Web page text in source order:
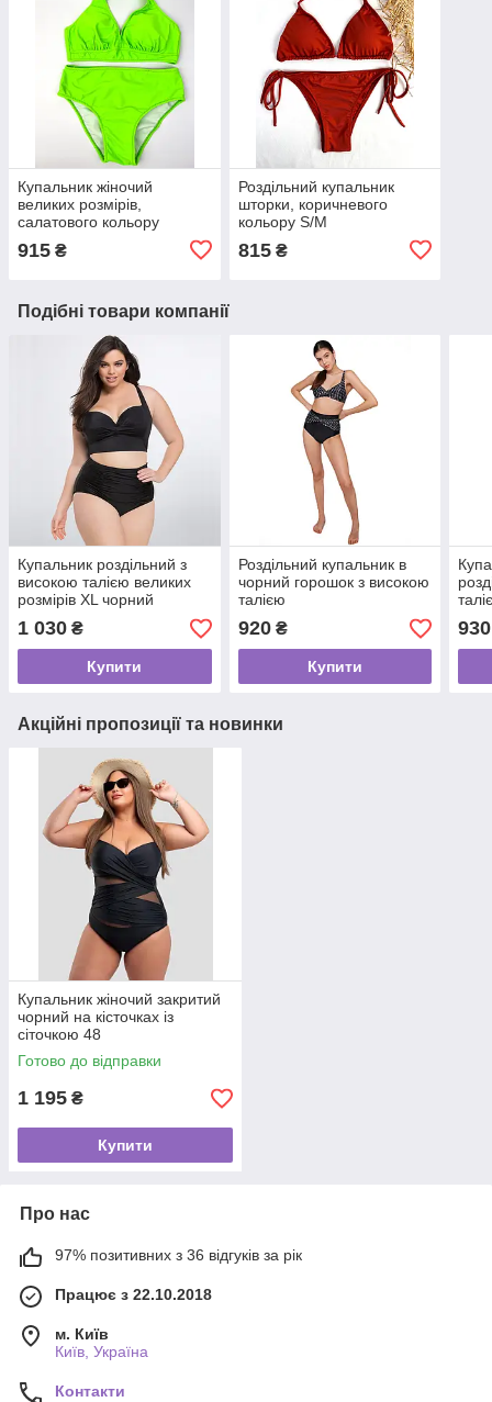
Купальник жіночий
великих розмірів,
салатового кольору
915 ₴
Роздільний купальник
шторки, коричневого
кольору S/М
815₴
Подібні товари компанії
Купальник роздільний з
високою талією великих
розмірів XL чорний
1 030 ₴
Купити
Роздільний купальник в
чорний горошок з високою
талією
920₴
Купити
930
Акційні пропозиції та новинки
Купальник жіночий закритий
чорний на кісточках із
сіточкою 48
Готово до відправки
1 195 ₴
Купити
Про нас
97% позитивних з 36 відгуків за рік
Працює з 22.10.2018
м. Київ
Київ, Україна
Контакти